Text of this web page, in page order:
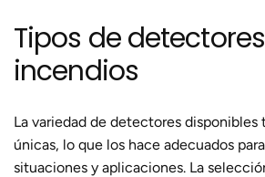
Tipos de
incendios
La variedad de detectores disponibles
únicas, lo que los hace adecuados
situaciones y aplicaciones. La